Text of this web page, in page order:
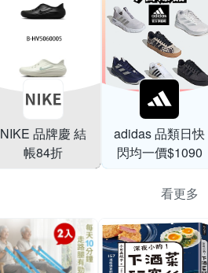
NIKE 品牌慶 結
帳84折
adidas 品類日快
閃均一價$1090
看更多